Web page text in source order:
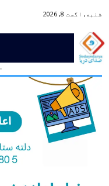
شنبه, اگست 8, 2026
- Advertisment -